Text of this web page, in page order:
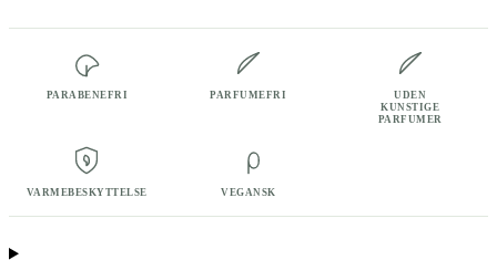
antal
PARABENEFRI PARFUMEFRI
UDEN
KUNSTIGE
PARFUMER
VARMEBESKYTTELSE VEGANSK